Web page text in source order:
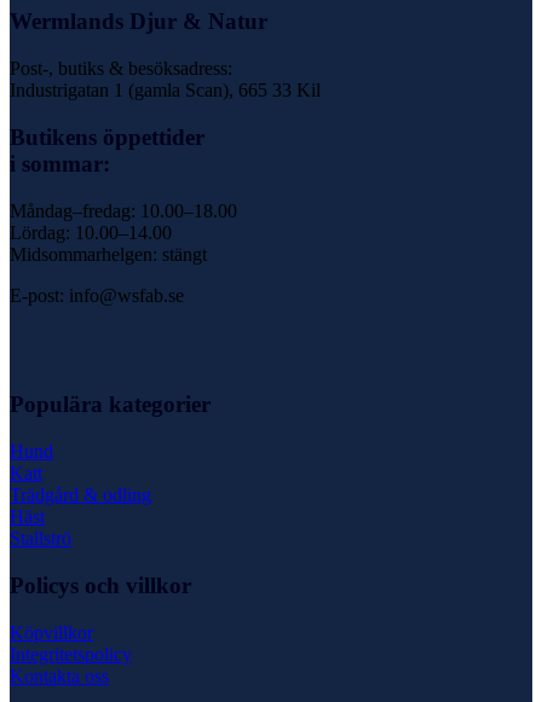
Wermlands Djur & Natur
Post-, butiks & besöksadress:
Industrigatan 1 (gamla Scan), 665 33 Kil
Butikens öppettider
i sommar:
Måndag–fredag: 10.00–18.00
Lördag: 10.00–14.00
Midsommarhelgen: stängt
E-post: info@wsfab.se
Populära kategorier
Hund
Katt
Trädgård & odling
Häst
Stallströ
Policys och villkor
Köpvillkor
Integritetspolicy
Kontakta oss